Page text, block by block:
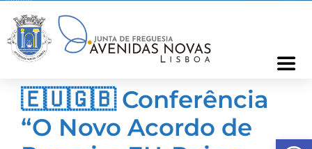
content
Freguesia
🇪🇺🇬🇧 Conferência
“O Novo Acordo de